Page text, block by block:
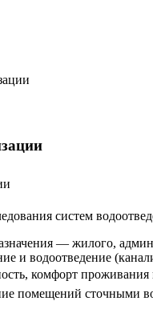
систем
— жилого,
и водоотведение
комфорт
помещений сточными